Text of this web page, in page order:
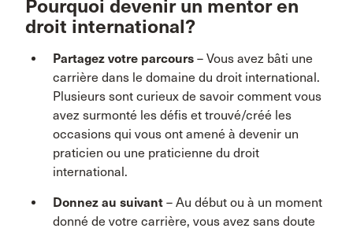
Pourquoi devenir un mentor en
droit international?
Partagez votre parcours – Vous avez bâti une
carrière dans le domaine du droit international.
Plusieurs sont curieux de savoir comment vous
avez surmonté les défis et trouvé/créé les
occasions qui vous ont amené à devenir un
praticien ou une praticienne du droit
international.
Donnez au suivant – Au début ou à un moment
donné de votre carrière, vous avez sans doute